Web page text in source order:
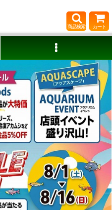
商品検索 カート